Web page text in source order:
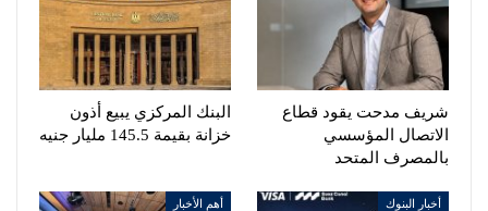
شريف مدحت يقود قطاع
الاتصال المؤسسي
بالمصرف المتحد
البنك المركزي يبيع أذون
خزانة بقيمة 145.5 مليار جنيه
أخبار البنوك أهم الأخبار